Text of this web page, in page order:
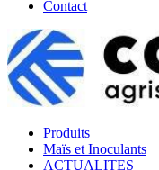
Contact
Produits
Maïs et Inoculants
ACTUALITES